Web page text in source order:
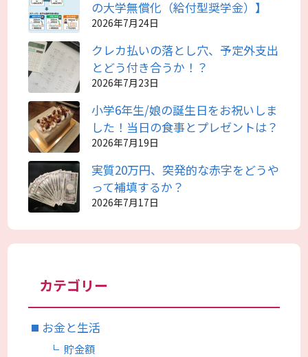
の大学無償化（給付型奨学金）】
2026年7月24日
クレカ払いの落とし穴、予定外支出
とどう付き合うか！？
2026年7月23日
小学6年生/娘の誕生日をお祝いしま
した！当日の食事とプレゼントは？
2026年7月19日
実質20万円、突発的な赤字をどうや
って補填するか？
2026年7月17日
カテゴリー
お金と生活
貯金額